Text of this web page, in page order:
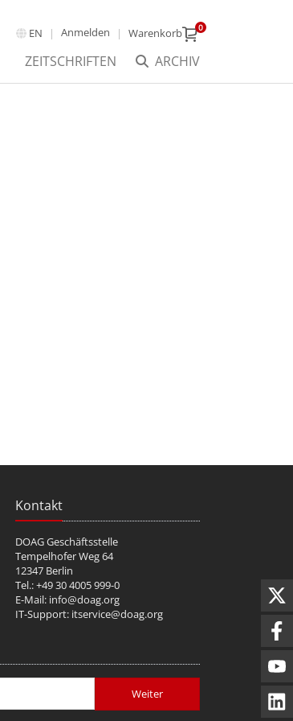
EN Anmelden Warenkorb 0
ARCHIV
ZEITSCHRIFTEN
Kontakt
DOAG Geschäftsstelle
Tempelhofer Weg 64
12347 Berlin
Tel.: +49 30 4005 999-0
E-Mail: info@doag.org
IT-Support: itservice@doag.org
Weiter